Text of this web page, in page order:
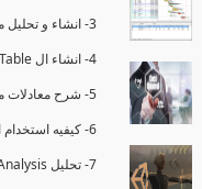
3- انشاء و تحليل منحني تقدم المشروع EV% الاسبوعي و التراكمي.
4- انشاء ال Date Table و شرح كيفيه ربط الPV% مع ال EV% .
5- شرح معادلات متقدمه من ال DAX كفييه استخدامها في عرض المؤشرات المشروع (KPIs) بشكل دقيق.
6- كيفيه استخدام ال Activity Code لعرض تقدم المشروع بأكثر من طريقه .
7- تحليل Trend Analysis و معرفه نسبه تأخشر المشروع و حجم التأخير لكل منطقه في المشروع .